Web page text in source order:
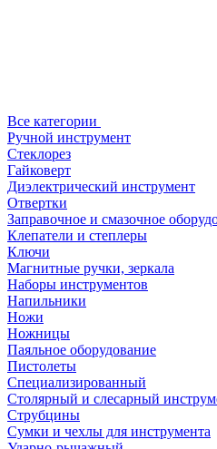
Все категории
Ручной инструмент
Стеклорез
Гайковерт
Диэлектрический инструмент
Отвертки
Заправочное и смазочное
Клепатели и степлеры
Ключи
Магнитные ручки, зеркала
Наборы инструментов
Напильники
Ножи
Ножницы
Паяльное оборудование
Пистолеты
Специализированный
Столярный и слесарный
Струбцины
Сумки и чехлы для инструмента